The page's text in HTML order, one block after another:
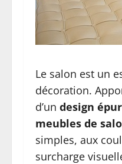
Le salon est un
décoration.
d’un design
meubles de
simples, aux
surcharge